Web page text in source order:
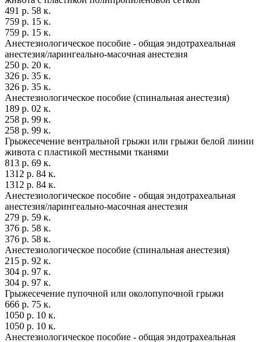
491 р. 58 к.
759 р. 15 к.
759 р. 15 к.
Анестезиологическое пособие - общая эндотрахеальная
анестезия/ларингеально-масочная анестезия
250 р. 20 к.
326 р. 35 к.
326 р. 35 к.
Анестезиологическое пособие (спинальная анестезия)
189 р. 02 к.
258 р. 99 к.
258 р. 99 к.
Грыжесечение вентральной грыжи или грыжи белой линии
живота с пластикой местными тканями
813 р. 69 к.
1312 р. 84 к.
1312 р. 84 к.
Анестезиологическое пособие - общая эндотрахеальная
анестезия/ларингеально-масочная анестезия
279 р. 59 к.
376 р. 58 к.
376 р. 58 к.
Анестезиологическое пособие (спинальная анестезия)
215 р. 92 к.
304 р. 97 к.
304 р. 97 к.
Грыжесечение пупочной или околопупочной грыжи
666 р. 75 к.
1050 р. 10 к.
1050 р. 10 к.
Анестезиологическое пособие - общая эндотрахеальная